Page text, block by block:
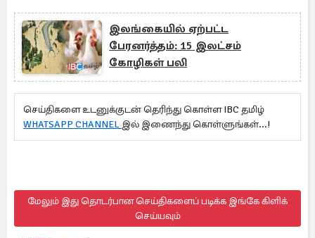
இலங்கையில் ஏற்பட்ட
பேரனர்த்தம்: 15 இலட்சம்
கோழிகள் பலி
செய்திகளை உடனுக்குடன் தெரிந்து கொள்ள IBC தமிழ்
WHATSAPP CHANNEL இல் இணைந்து கொள்ளுங்கள்...!
மேலும் இது தொடர்பான செய்திகளைப் படிக்க இங்கே கிளிக்
செய்யவும்